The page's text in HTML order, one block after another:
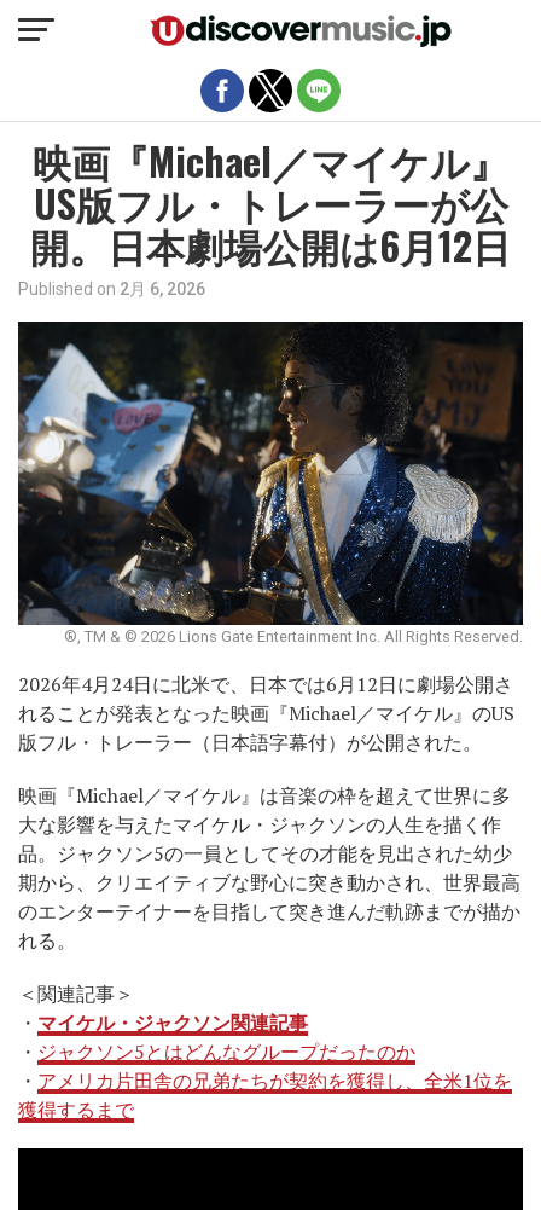
映画『Michael／マイケル』
US版フル・トレーラーが公
開。日本劇場公開は6月12日
Published on 2月 6, 2026
®, TM & © 2026 Lions Gate Entertainment Inc. All Rights Reserved.
2026年4月24日に北米で、日本では6月12日に劇場公開さ
れることが発表となった映画『Michael／マイケル』のUS
版フル・トレーラー（日本語字幕付）が公開された。
映画『Michael／マイケル』は音楽の枠を超えて世界に多
大な影響を与えたマイケル・ジャクソンの人生を描く作
品。ジャクソン5の一員としてその才能を見出された幼少
期から、クリエイティブな野心に突き動かされ、世界最高
のエンターテイナーを目指して突き進んだ軌跡までが描か
れる。
＜関連記事＞
・ マイケル・ジャクソン関連記事
・ ジャクソン5とはどんなグループだったのか
・ アメリカ片田舎の兄弟たちが契約を獲得し、全米1位を
獲得するまで
モバイルバージョンを終了